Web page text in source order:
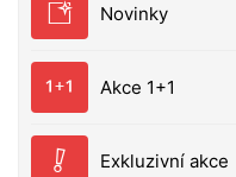
Novinky
Akce 1+1
Exkluzivní akce